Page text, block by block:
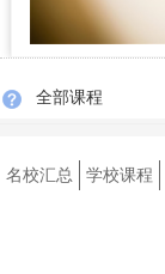
全部课程
名校汇总 学校课程